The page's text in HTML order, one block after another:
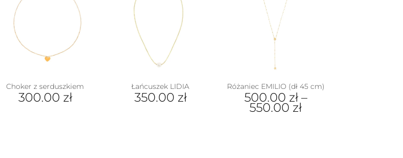
stronie
produktu
można
wybrać
stronie
produktu
wariantów.
Opcje
można
wybrać
produktu
Choker z serduszkiem
300.00 zł
Łańcuszek LIDIA
350.00 zł
Różaniec EMILIO (dł 45 cm)
500.00 zł–
550.00 zł